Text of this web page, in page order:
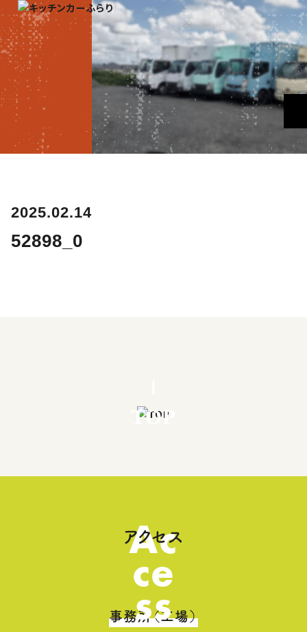
2025.02.14
52898_0
TOP
Ac
ce
ss
アクセス
事務所（工場）